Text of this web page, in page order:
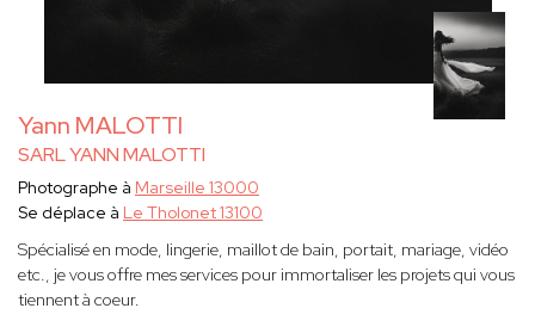
Yann MALOTTI
SARL YANN MALOTTI
Photographe à Marseille 13000
Se déplace à Le Tholonet 13100
Spécialisé en mode, lingerie, maillot de bain, portait, mariage, vidéo
etc., je vous offre mes services pour immortaliser les projets qui vous
tiennent à coeur.